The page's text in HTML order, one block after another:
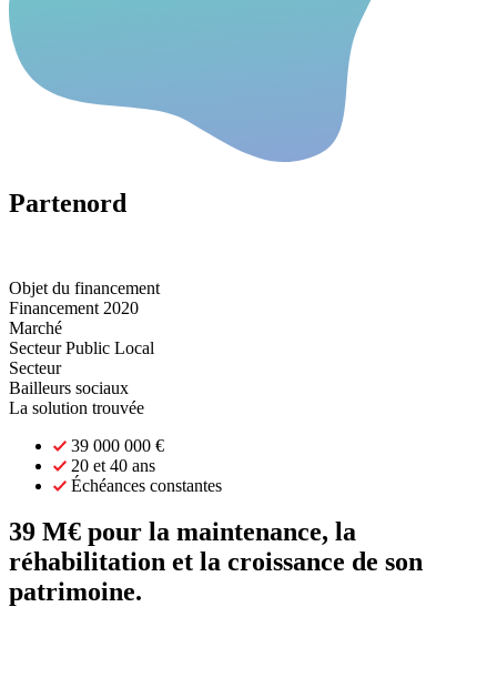
Partenord
Objet du financement
Financement 2020
Marché
Secteur Public Local
Secteur
Bailleurs sociaux
La solution trouvée
39 000 000 €
20 et 40 ans
Échéances constantes
39 M€ pour la maintenance, la
réhabilitation et la croissance de son
patrimoine.